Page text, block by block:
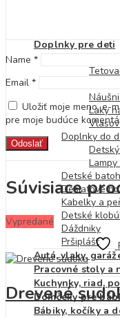
Doplnky pre deti
Laky
Doplnky do
Detské
Desiatové
Kabelky a
Detské
Dáždniky
Pršiplášť
Autá, vlaky,
Pracovné stoly a
Kuchynky, riad,
Domčeky pre
Bábiky, kočíky a
Name *
Email *
Uložiť moje meno, e-
pre moje budúce
Súvisiace
Vypredané
Drevené